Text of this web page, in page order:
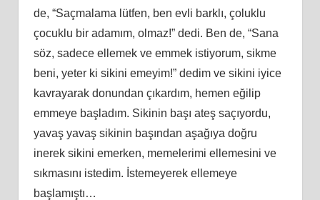
de, “Saçmalama lütfen, ben evli barklı, çoluklu
çocuklu bir adamım, olmaz!” dedi. Ben de, “Sana
söz, sadece ellemek ve emmek istiyorum, sikme
beni, yeter ki sikini emeyim!” dedim ve sikini iyice
kavrayarak donundan çıkardım, hemen eğilip
emmeye başladım. Sikinin başı ateş saçıyordu,
yavaş yavaş sikinin başından aşağıya doğru
inerek sikini emerken, memelerimi ellemesini ve
sıkmasını istedim. İstemeyerek ellemeye
başlamıştı…